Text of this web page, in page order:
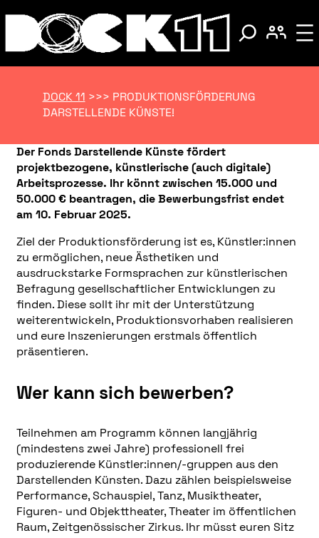
DOCK 11 >>> PRODUKTIONSFÖRDERUNG
DARSTELLENDE KÜNSTE!
Der Fonds Darstellende Künste fördert
projektbezogene, künstlerische (auch digitale)
Arbeitsprozesse. Ihr könnt zwischen 15.000 und
50.000 € beantragen, die Bewerbungsfrist endet
am 10. Februar 2025.
Ziel der Produktionsförderung ist es, Künstler:innen
zu ermöglichen, neue Ästhetiken und
ausdruckstarke Formsprachen zur künstlerischen
Befragung gesellschaftlicher Entwicklungen zu
finden. Diese sollt ihr mit der Unterstützung
weiterentwickeln, Produktionsvorhaben realisieren
und eure Inszenierungen erstmals öffentlich
präsentieren.
Wer kann sich bewerben?
Teilnehmen am Programm können langjährig
(mindestens zwei Jahre) professionell frei
produzierende Künstler:innen/-gruppen aus den
Darstellenden Künsten. Dazu zählen beispielsweise
Performance, Schauspiel, Tanz, Musiktheater,
Figuren- und Objekttheater, Theater im öffentlichen
Raum, Zeitgenössischer Zirkus. Ihr müsst euren Sitz